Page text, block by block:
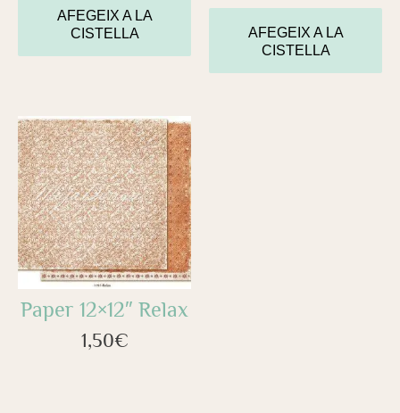
AFEGEIX A LA
CISTELLA
AFEGEIX A LA
CISTELLA
Paper 12×12″ Relax
1,50€